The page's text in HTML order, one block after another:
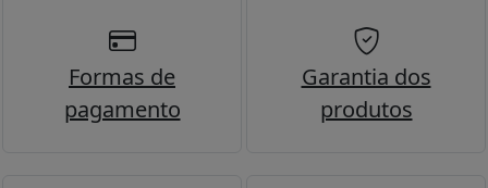
Formas de
pagamento
Garantia dos
produtos